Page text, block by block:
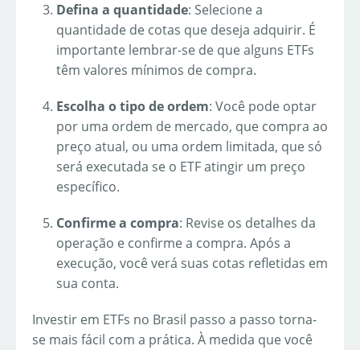
Defina a quantidade: Selecione a
quantidade de cotas que deseja adquirir. É
importante lembrar-se de que alguns ETFs
têm valores mínimos de compra.
Escolha o tipo de ordem: Você pode optar
por uma ordem de mercado, que compra ao
preço atual, ou uma ordem limitada, que só
será executada se o ETF atingir um preço
específico.
Confirme a compra: Revise os detalhes da
operação e confirme a compra. Após a
execução, você verá suas cotas refletidas em
sua conta.
Investir em ETFs no Brasil passo a passo torna-
se mais fácil com a prática. À medida que você